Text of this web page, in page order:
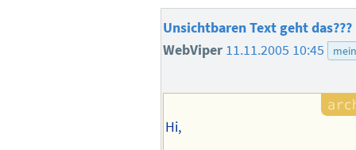
Unsichtbaren Text geht das???
WebViper 11.11.2005 10:45
Hi,